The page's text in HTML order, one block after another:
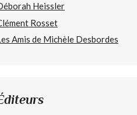
Heissler
Rosset
Amis de Michèle Desbordes